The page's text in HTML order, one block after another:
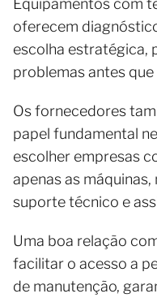
oferecem
escolha estratégica,
problemas antes
Os fornecedores
papel fundamental
escolher empresas
apenas as
suporte técnico e
Uma boa relação
facilitar o acesso a
de manutenção,